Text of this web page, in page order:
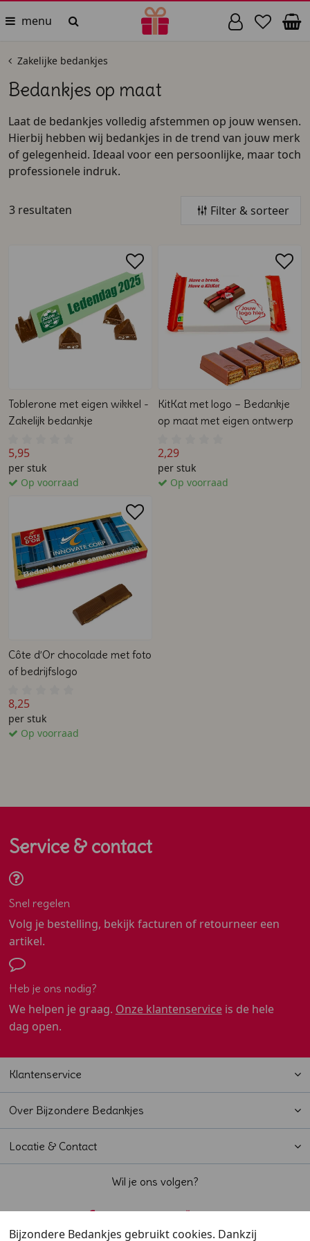
menu
Zakelijke bedankjes
Bedankjes op maat
Laat de bedankjes volledig afstemmen op jouw wensen.
Hierbij hebben wij bedankjes in de trend van jouw merk
of gelegenheid. Ideaal voor een persoonlijke, maar toch
professionele indruk.
3 resultaten Filter & sorteer
Toblerone met eigen wikkel -
Zakelijk bedankje
5,95
per stuk
Op voorraad
KitKat met logo – Bedankje
op maat met eigen ontwerp
2,29
per stuk
Op voorraad
Côte d’Or chocolade met foto
of bedrijfslogo
8,25
per stuk
Op voorraad
Service & contact
Snel regelen
Volg je bestelling, bekijk facturen of retourneer een
artikel.
Heb je ons nodig?
We helpen je graag. Onze klantenserviceis de hele
dag open.
Klantenservice
Over Bijzondere Bedankjes
Locatie & Contact
Wil je ons volgen?
Bijzondere Bedankjes gebruikt cookies. Dankzij